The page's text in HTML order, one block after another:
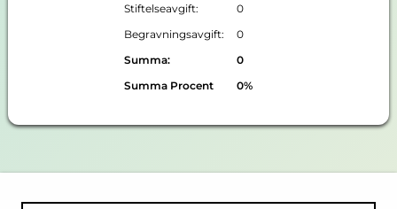
Stiftelseavgift:
0
Begravningsavgift:
0
Summa:
0
Summa Procent
0%